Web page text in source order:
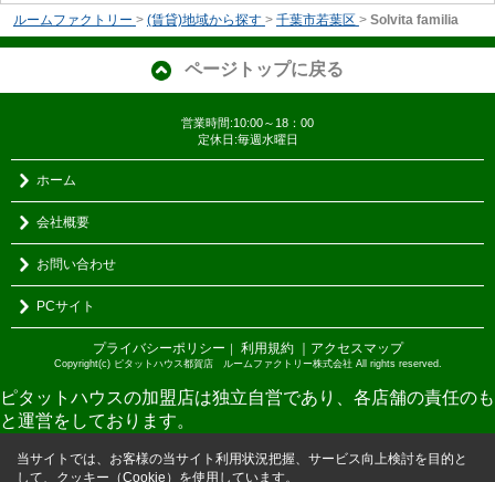
ルームファクトリー > (賃貸)地域から探す > 千葉市若葉区 > Solvita familia
ページトップに戻る
営業時間:10:00～18：00
定休日:毎週水曜日
ホーム
会社概要
お問い合わせ
PCサイト
プライバシーポリシー 利用規約 ｜アクセスマップ
Copyright(c) ピタットハウス都賀店 ルームファクトリー株式会社 All rights reserved.
ピタットハウスの加盟店は独立自営であり、各店舗の責任のも
と運営をしております。
当サイトでは、お客様の当サイト利用状況把握、サービス向上検討を目的と
して、クッキー（Cookie）を使用しています。